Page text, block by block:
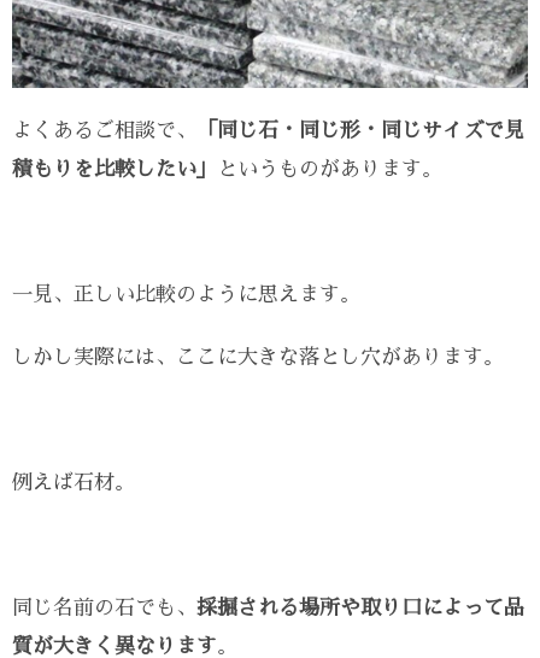
よくあるご相談で、
「同じ石・同じ形・同じサイズで見
積もりを比較したい」
というものがあります。
一見、正しい比較のように思えます。
しかし実際には、ここに大きな落とし穴があります。
例えば石材。
同じ名前の石でも、 採掘される場所や取り口によって品
質が大きく異なります。